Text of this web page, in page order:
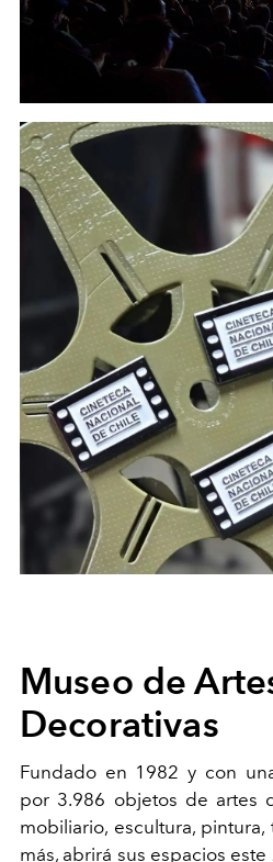
Museo de
Decorativas
Fundado en 1982 y con
por 3.986 objetos de artes
mobiliario, escultura,
más, abrirá sus espacios